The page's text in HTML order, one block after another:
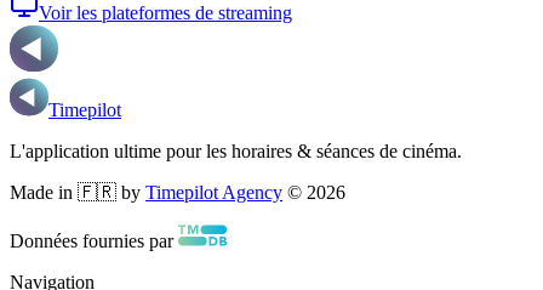
Voir les plateformes de streaming
Timepilot
L'application ultime pour les horaires & séances de cinéma.
Made in 🇫🇷 by Timepilot Agency © 2026
Données fournies par
Navigation